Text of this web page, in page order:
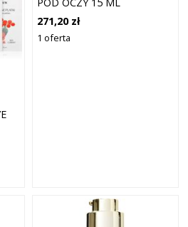
271,20 zł
1 oferta